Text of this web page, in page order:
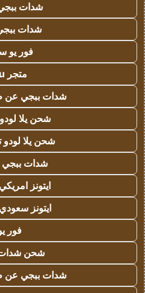
شدات ببجي
شدات
فور يو
متجر 4u
شدات ببجي عن
شحن يلا
شحن يلا لودو
شدات
ايتونز
ايتونز
فور
شحن
شدات ببجي عن